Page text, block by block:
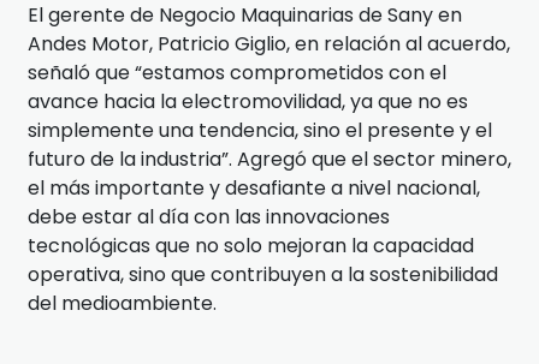
El gerente de Negocio Maquinarias de Sany en
Andes Motor, Patricio Giglio, en relación al acuerdo,
señaló que “estamos comprometidos con el
avance hacia la electromovilidad, ya que no es
simplemente una tendencia, sino el presente y el
futuro de la industria”. Agregó que el sector minero,
el más importante y desafiante a nivel nacional,
debe estar al día con las innovaciones
tecnológicas que no solo mejoran la capacidad
operativa, sino que contribuyen a la sostenibilidad
del medioambiente.